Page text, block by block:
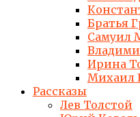
Братья
Самуил
Ирина
Михаил
Рассказы
Лев Толстой